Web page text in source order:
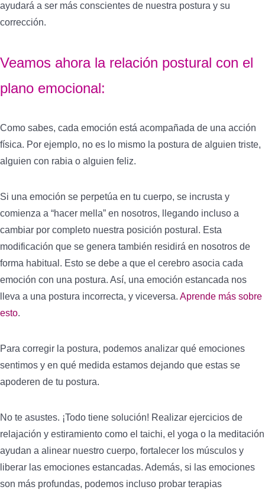
ayudará a ser más conscientes de nuestra postura y su
corrección.
Veamos ahora la relación postural con el
plano emocional:
Como sabes, cada emoción está acompañada de una acción
física. Por ejemplo, no es lo mismo la postura de alguien triste,
alguien con rabia o alguien feliz.
Si una emoción se perpetúa en tu cuerpo, se incrusta y
comienza a “hacer mella” en nosotros, llegando incluso a
cambiar por completo nuestra posición postural. Esta
modificación que se genera también residirá en nosotros de
forma habitual. Esto se debe a que el cerebro asocia cada
emoción con una postura. Así, una emoción estancada nos
lleva a una postura incorrecta, y viceversa. Aprende más sobre
esto.
Para corregir la postura, podemos analizar qué emociones
sentimos y en qué medida estamos dejando que estas se
apoderen de tu postura.
No te asustes. ¡Todo tiene solución! Realizar ejercicios de
relajación y estiramiento como el taichi, el yoga o la meditación
ayudan a alinear nuestro cuerpo, fortalecer los músculos y
liberar las emociones estancadas. Además, si las emociones
son más profundas, podemos incluso probar terapias